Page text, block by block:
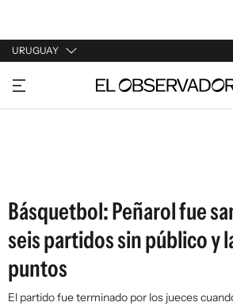
URUGUAY
URUGUAY
ARGENTINA
Básquetbol: Peñarol fue
seis partidos sin público y
puntos
El partido fue terminado por los jueces